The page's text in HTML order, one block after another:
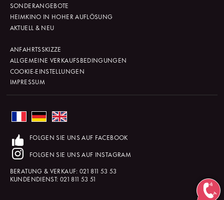
SONDERANGEBOTE
HEIMKINO IN HOHER AUFLÖSUNG
AKTUELL & NEU
ANFAHRTSSKIZZE
ALLGEMEINE VERKAUFSBEDINGUNGEN
COOKIE-EINSTELLUNGEN
IMPRESSUM
FOLGEN SIE UNS AUF FACEBOOK
FOLGEN SIE UNS AUF INSTAGRAM
BERATUNG & VERKAUF: 021 811 53 53
KUNDENDIENST: 021 811 53 51